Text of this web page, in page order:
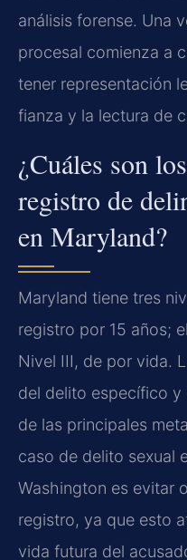
análisis forense. Una
procesal comienza a
tener representación
fianza y la lectura de
¿Cuáles son
registro de
en Maryland?
Maryland tiene tres
registro por 15 años;
Nivel III, de por vida.
del delito específico y
de las principales
caso de delito sexual
Washington es evitar
registro, ya que esto
vida futura del